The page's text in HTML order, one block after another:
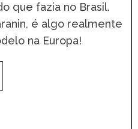
que fazia no Brasil.
é algo realmente
na Europa!